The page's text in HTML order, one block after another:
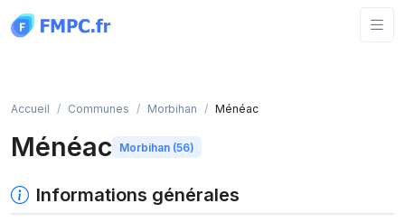
Accueil Communes Morbihan Ménéac
Ménéac Morbihan (56)
Informations générales
Panneau de gestion des cookies